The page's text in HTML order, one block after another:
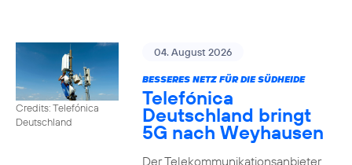
Credits: Telefónica
Deutschland
04. August 2026
BESSERES NETZ FÜR DIE SÜDHEIDE
Telefónica
Deutschland bringt
5G nach Weyhausen
Der Telekommunikationsanbieter